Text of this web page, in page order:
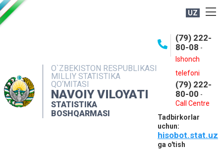
UZ
O`ZBEKISTON RESPUBLIKASI
MILLIY STATISTIKA
QO‘MITASI
NAVOIY VILOYATI
STATISTIKA
BOSHQARMASI
(79) 222-
80-08 -
Ishonch
telefoni
(79) 222-
80-00 -
Call Centre
Tadbirkorlar
uchun:
hisobot.stat.uz
ga o'tish
OCHIQ MA'LUMOTLAR
INTERAKTIV XIZMATLAR
MUROJAATLAR